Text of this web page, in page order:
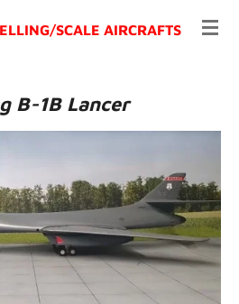
SCALE AIRCRAFTS
B-1B Lancer